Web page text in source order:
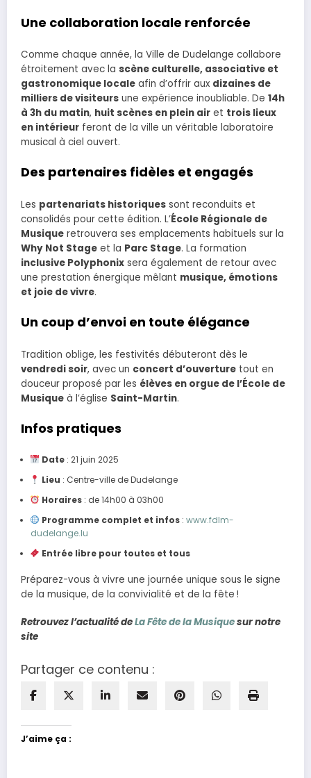
Une collaboration locale renforcée
Comme chaque année, la Ville de Dudelange collabore
étroitement avec la scène culturelle, associative et
gastronomique locale afin d’offrir aux dizaines de
milliers de visiteurs une expérience inoubliable. De 14h
à 3h du matin, huit scènes en plein air et trois lieux
en intérieur feront de la ville un véritable laboratoire
musical à ciel ouvert.
Des partenaires fidèles et engagés
Les partenariats historiques sont reconduits et
consolidés pour cette édition. L’École Régionale de
Musique retrouvera ses emplacements habituels sur la
Why Not Stage et la Parc Stage. La formation
inclusive Polyphonix sera également de retour avec
une prestation énergique mêlant musique, émotions
et joie de vivre.
Un coup d’envoi en toute élégance
Tradition oblige, les festivités débuteront dès le
vendredi soir, avec un concert d’ouverture tout en
douceur proposé par les élèves en orgue de l’École de
Musique à l’église Saint-Martin.
Infos pratiques
Date : 21 juin 2025
Lieu : Centre-ville de Dudelange
Horaires : de 14h00 à 03h00
Programme complet et infos :www.fdlm-
dudelange.lu
Entrée libre pour toutes et tous
Préparez-vous à vivre une journée unique sous le signe
de la musique, de la convivialité et de la fête !
Retrouvez l’actualité deLa Fête de la Musiquesur notre
site
Partager ce contenu :
J’aime ça :